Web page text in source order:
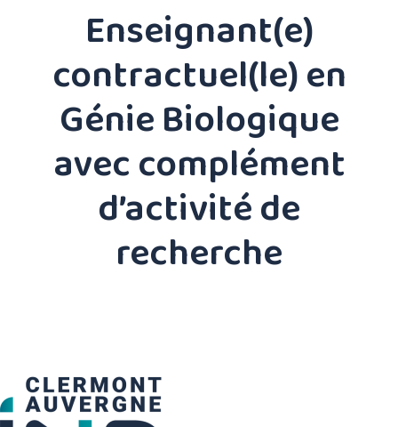
Enseignant(e)
contractuel(le) en
Génie Biologique
avec complément
d’activité de
recherche